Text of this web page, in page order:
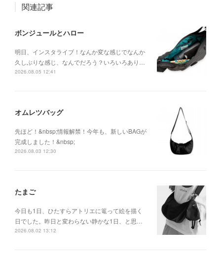
関連記事
ボンジュールとハロー
明日、インスタライブ！なんか変な感じでなんか
久しぶりな感じ、なんでだろう？いろいろあり…
2026.08.05 12:41
オムレツバッグ
先ほど！&nbsp;情報解禁！今年も、新しいBAGが
完成しました！&nbsp;
2026.08.03 12:30
たまご
今日も1日、ひたすらアトリエに篭って絵を描く
日でした。昨日と変わらない静かな1日、と思…
2026.08.02 13:12